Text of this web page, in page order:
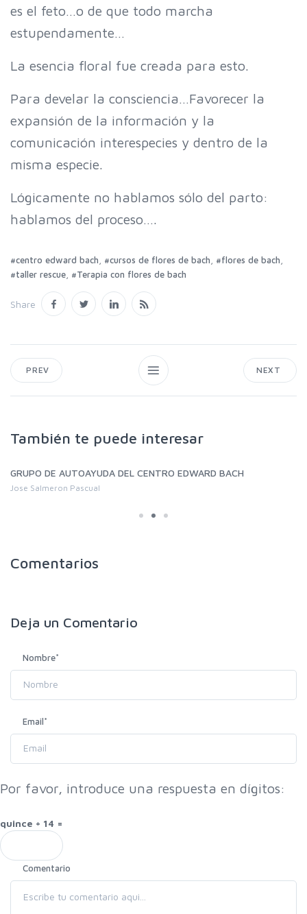
es el feto…o de que todo marcha
estupendamente…
La esencia floral fue creada para esto.
Para develar la consciencia…Favorecer la
expansión de la información y la
comunicación interespecies y dentro de la
misma especie.
Lógicamente no hablamos sólo del parto:
hablamos del proceso….
#centro edward bach #cursos de flores de bach #flores de bach
#taller rescue #Terapia con flores de bach
Share
PREV NEXT
También te puede interesar
GRUPO DE AUTOAYUDA DEL CENTRO EDWARD BACH
Jose Salmeron Pascual
Comentarios
Deja un Comentario
Nombre*
Email*
Por favor, introduce una respuesta en dígitos:
quince + 14 =
Comentario